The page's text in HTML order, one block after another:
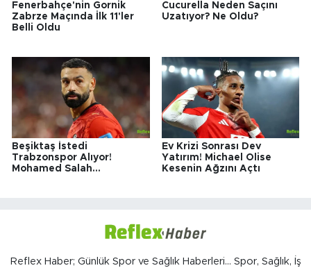
Fenerbahçe'nin Gornik
Zabrze Maçında İlk 11'ler
Belli Oldu
Cucurella Neden Saçını
Uzatıyor? Ne Oldu?
Beşiktaş İstedi
Trabzonspor Alıyor!
Mohamed Salah
Ev Krizi Sonrası Dev
Yatırım! Michael Olise
Kesenin Ağzını Açtı
Reflex Haber; Günlük Spor ve Sağlık Haberleri... Spor, Sağlık, İş